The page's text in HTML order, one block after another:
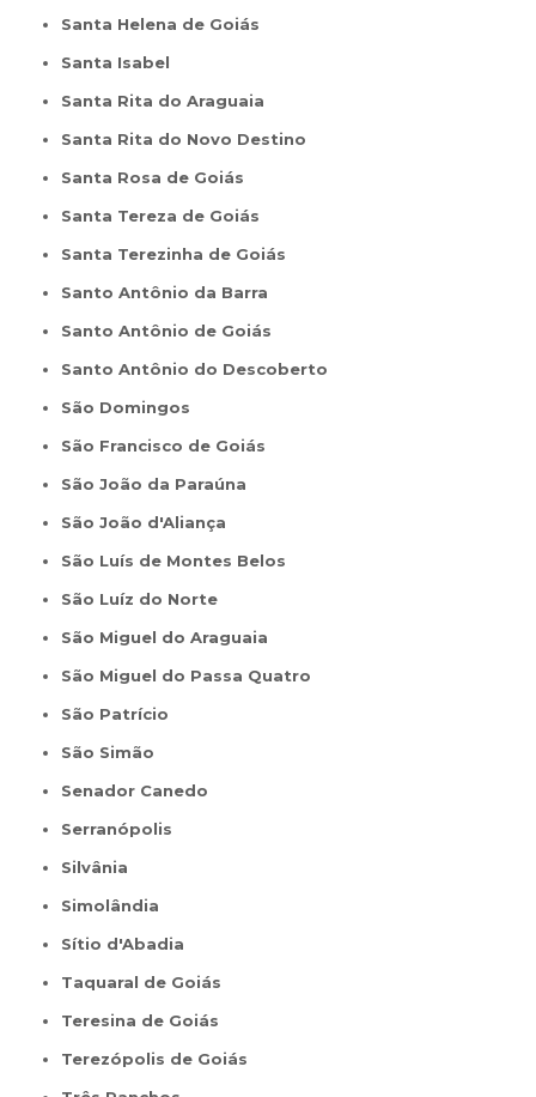
Santa Helena de Goiás
Santa Isabel
Santa Rita do Araguaia
Santa Rita do Novo Destino
Santa Rosa de Goiás
Santa Tereza de Goiás
Santa Terezinha de Goiás
Santo Antônio da Barra
Santo Antônio de Goiás
Santo Antônio do Descoberto
São Domingos
São Francisco de Goiás
São João da Paraúna
São João d'Aliança
São Luís de Montes Belos
São Luíz do Norte
São Miguel do Araguaia
São Miguel do Passa Quatro
São Patrício
São Simão
Senador Canedo
Serranópolis
Silvânia
Simolândia
Sítio d'Abadia
Taquaral de Goiás
Teresina de Goiás
Terezópolis de Goiás